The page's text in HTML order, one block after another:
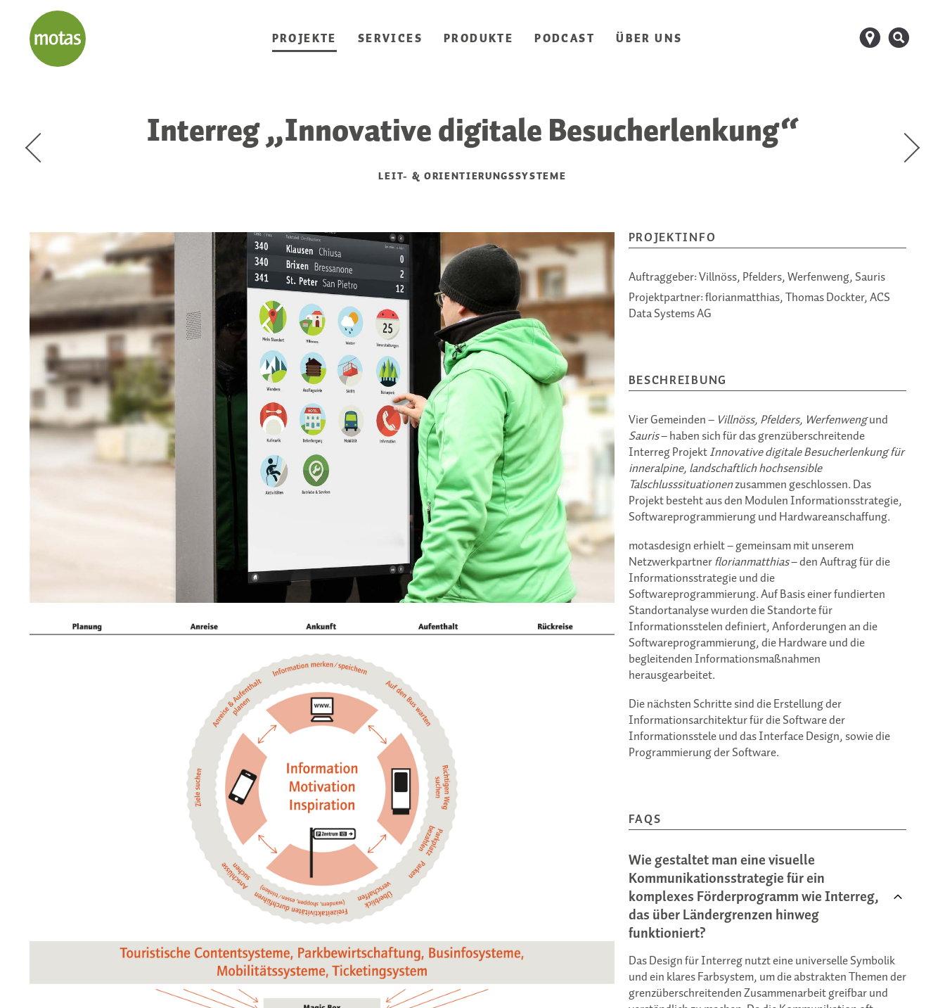
PROJEKTE SERVICES PRODUKTE PODCAST ÜBER UNS d s
Interreg „Innovative digitale Besucherlenkung“
LEIT- & ORIENTIERUNGSSYSTEME
PROJEKTINFO
Auftraggeber:Villnöss, Pfelders, Werfenweng, Sauris
Projektpartner:florianmatthias,Thomas Dockter,ACS
Data Systems AG
BESCHREIBUNG
Vier Gemeinden – Villnöss, Pfelders, Werfenwengund
Sauris– haben sich für das grenzüberschreitende
Interreg ProjektInnovative digitale Besucherlenkung für
inneralpine, landschaftlich hochsensible
Talschlusssituationenzusammen geschlossen. Das
Projekt besteht aus den Modulen Informationsstrategie,
Softwareprogrammierung und Hardwareanschaffung.
motasdesign erhielt – gemeinsam mit unserem
Netzwerkpartnerflorianmatthias– den Auftrag für die
Informationsstrategie und die
Softwareprogrammierung. Auf Basis einer fundierten
Standortanalyse wurden die Standorte für
Informationsstelen definiert, Anforderungen an die
Softwareprogrammierung, die Hardware und die
begleitenden Informationsmaßnahmen
herausgearbeitet.
Die nächsten Schritte sind die Erstellung der
Informationsarchitektur für die Software der
Informationsstele und das Interface Design, sowie die
Programmierung der Software.
FAQS
Wie gestaltet man eine visuelle
Kommunikationsstrategie für ein
komplexes Förderprogramm wie Interreg,
das über Ländergrenzen hinweg
funktioniert?
Das Design für Interreg nutzt eine universelle Symbolik
und ein klares Farbsystem, um die abstrakten Themen der
grenzüberschreitenden Zusammenarbeit greifbar und